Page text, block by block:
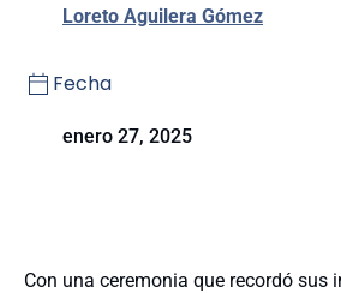
Loreto Aguilera Gómez
Fecha
enero 27, 2025
Con una ceremonia que recordó sus